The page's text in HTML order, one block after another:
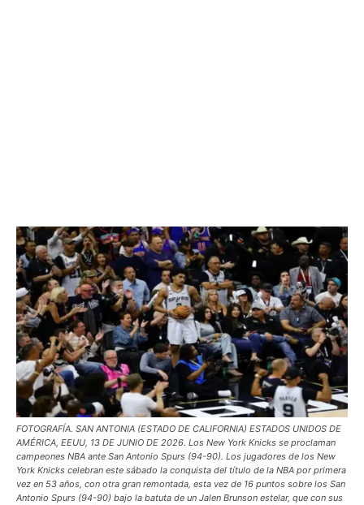
FOTOGRAFÍA. SAN ANTONIA (ESTADO DE CALIFORNIA) ESTADOS UNIDOS DE
AMÉRICA, EEUU, 13 DE JUNIO DE 2026. Los New York Knicks se proclaman
campeones NBA ante San Antonio Spurs (94-90). Los jugadores de los New
York Knicks celebran este sábado la conquista del título de la NBA por primera
vez en 53 años, con otra gran remontada, esta vez de 16 puntos sobre los San
Antonio Spurs (94-90) bajo la batuta de un Jalen Brunson estelar, que con sus